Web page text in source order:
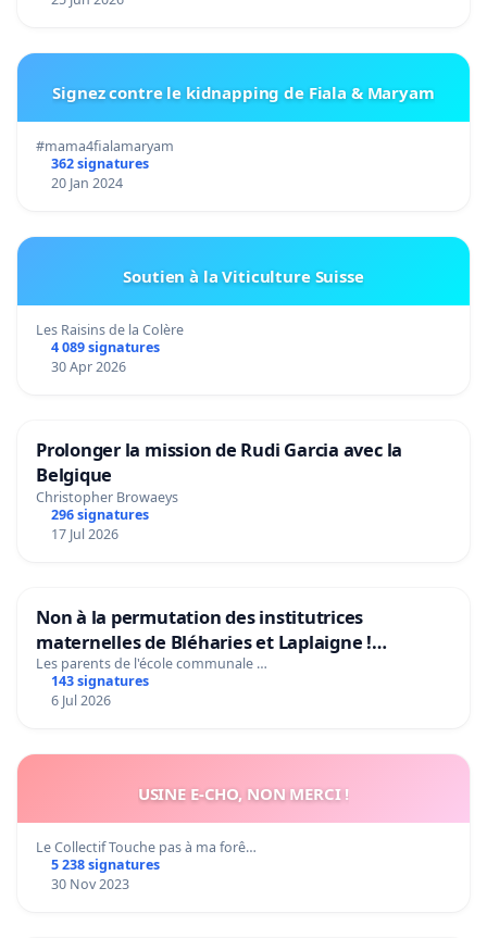
Signez contre le kidnapping de Fiala & Maryam
#mama4fialamaryam
362 signatures
20 Jan 2024
Soutien à la Viticulture Suisse
Les Raisins de la Colère
4 089 signatures
30 Apr 2026
Prolonger la mission de Rudi Garcia avec la
Belgique
Christopher Browaeys
296 signatures
17 Jul 2026
Non à la permutation des institutrices
maternelles de Bléharies et Laplaigne !
Préservons la stabilité de nos enfants.
Les parents de l'école communale …
143 signatures
6 Jul 2026
USINE E-CHO, NON MERCI !
Le Collectif Touche pas à ma forê…
5 238 signatures
30 Nov 2023